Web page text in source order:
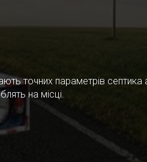
точних параметрів
на місці.